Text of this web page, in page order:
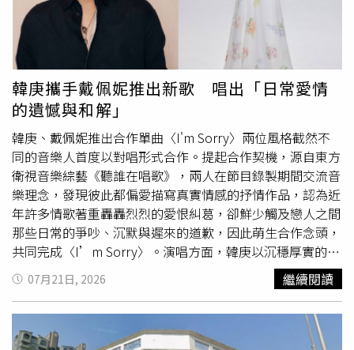
條漫集結黃踹、木可柯、Tei、阿德、禹、小之等多元世代
漫畫家，呈現精彩鬥法場面、華麗咒術、細膩角色互動、以
及饒富深意的敘事脈絡，去年底開始於台灣 CCC 追漫台及
泰國 WeComics 同步連載更新，第一季結束時，在台泰兩
地都寫下瀏覽佳績。除了IP系列條漫，天水時代授權深空天
體有限公司製作與出品動畫電影《歡迎來到朵莉之家》，為
台灣第一部採用真人
年獲選為法國安錫國際動畫影展（Annecy International
Animation Film Festival）「另類長片」競賽單元
（Contrechamp Competition）開幕片。電影由資深國片金
牌推手吳明憲擔任監製，三位主演姚愛寗、紀培慧與邱以太
分別飾演「瑪莉亞公主」、「朵莉夫人」及「阿越」。今在
發布會上，三位演員與本片造型概念與設計執行謝介人
（Jerry）首度揭露戲中造型，服裝設計呼應電影中關於咒
術、人偶、心理結界等題材，豐富視覺享受。Jerry 分享，
瑪莉亞公主的服裝以年輕活潑的粉色布料為基礎，加入精緻
的荷葉邊、圍裙等女僕裝元素，飾演瑪莉亞公主的姚愛寗
說：「每次戴上手套和頸圈，立刻能感覺到自己和角色的靈
魂合而為一。」她也笑說如果不是拍戲平常應該不太會穿這
韓庚攜手戴佩妮推出新歌 唱出「日常愛情
的遺憾與和解」
韓庚、戴佩妮推出合作單曲〈I'm Sorry〉兩位風格截然不
同的音樂人首度以對唱形式合作。提起合作契機，源自東方
衛視音樂綜藝《聽誰在唱歌》，兩人在節目錄製期間交流音
樂理念，發現彼此都偏愛描寫真實情感的抒情作品，認為近
年許多情歌著重轟轟烈烈的愛恨糾葛，卻鮮少觸及戀人之間
那些日常的爭吵、沉默與遲來的道歉，因此萌生合作念頭，
共同完成〈I’m Sorry〉。演唱方面，韓庚以沉穩厚實的嗓
音詮釋內心深藏的愧疚、戴佩妮則透過細膩且富有故事感的
聲線回應情感，兩人的聲音交織出豐富層次。獨唱段落各自
傾訴心境，合唱時情緒逐步堆疊，在克制中蘊藏深刻力量，
完整詮釋相愛之人難以言說的不捨與歉意。配合新歌推出的
AI音樂動畫短片，也突破傳統真人MV形式，以羊毛氈人偶
07月21日, 2026 繼續閱讀